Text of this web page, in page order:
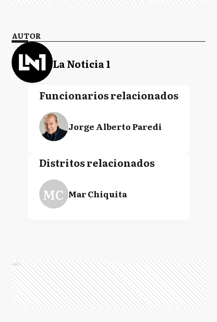
AUTOR
La Noticia 1
Funcionarios relacionados
Jorge Alberto Paredi
Distritos relacionados
MC Mar Chiquita
Ads